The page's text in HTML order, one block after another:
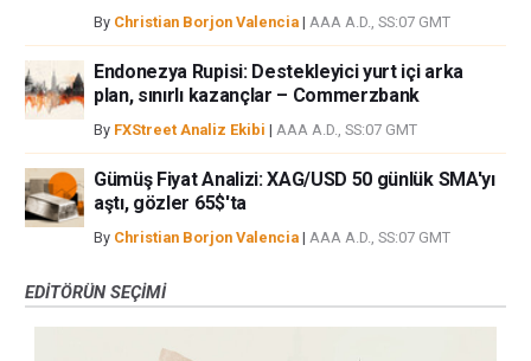
By Christian Borjon Valencia | AAA A.D., SS:07 GMT
Endonezya Rupisi: Destekleyici yurt içi arka
plan, sınırlı kazançlar – Commerzbank
By FXStreet Analiz Ekibi | AAA A.D., SS:07 GMT
Gümüş Fiyat Analizi: XAG/USD 50 günlük SMA'yı
aştı, gözler 65$'ta
By Christian Borjon Valencia | AAA A.D., SS:07 GMT
EDITÖRÜN SEÇIMI